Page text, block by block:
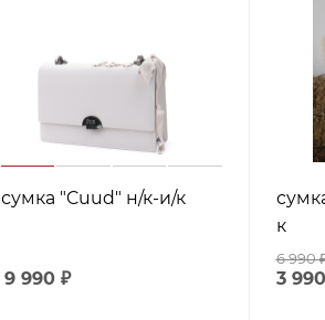
сумка "Cuud" н/к-и/к
9 990 ₽
к
6 990
3 990